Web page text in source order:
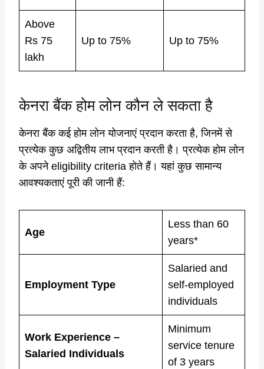
Above
Rs 75
lakh
Up to 75% Up to 75%
केनरा बैंक होम लोन कौन ले सकता है
केनरा बैंक कई होम लोन योजनाएं प्रदान करता है, जिनमें से
प्रत्येक कुछ अद्वितीय लाभ प्रदान करती है। प्रत्येक होम लोन
के अपने eligibility criteria होते हैं। यहां कुछ सामान्य
आवश्यकताएं पूरी की जानी हैं:
Age
Less than 60
years*
Employment Type
Salaried and
self-employed
individuals
Work Experience –
Salaried Individuals
Minimum
service tenure
of 3 years